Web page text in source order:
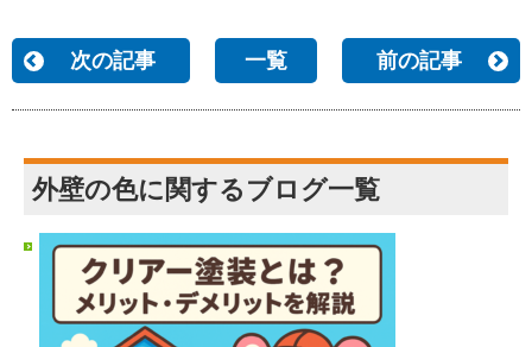
次の記事 一覧 前の記事
外壁の色に関するブログ一覧